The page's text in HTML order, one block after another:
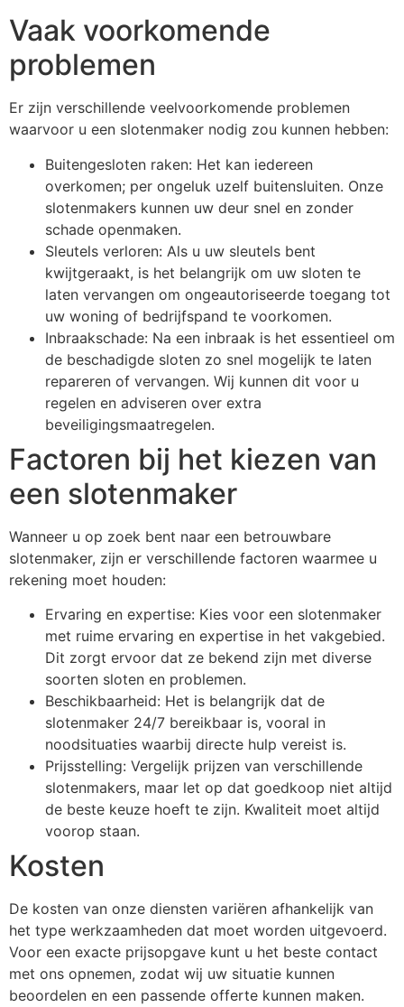
Vaak voorkomende
problemen
Er zijn verschillende veelvoorkomende problemen
waarvoor u een slotenmaker nodig zou kunnen hebben:
Buitengesloten raken: Het kan iedereen
overkomen; per ongeluk uzelf buitensluiten. Onze
slotenmakers kunnen uw deur snel en zonder
schade openmaken.
Sleutels verloren: Als u uw sleutels bent
kwijtgeraakt, is het belangrijk om uw sloten te
laten vervangen om ongeautoriseerde toegang tot
uw woning of bedrijfspand te voorkomen.
Inbraakschade: Na een inbraak is het essentieel om
de beschadigde sloten zo snel mogelijk te laten
repareren of vervangen. Wij kunnen dit voor u
regelen en adviseren over extra
beveiligingsmaatregelen.
Factoren bij het kiezen van
een slotenmaker
Wanneer u op zoek bent naar een betrouwbare
slotenmaker, zijn er verschillende factoren waarmee u
rekening moet houden:
Ervaring en expertise: Kies voor een slotenmaker
met ruime ervaring en expertise in het vakgebied.
Dit zorgt ervoor dat ze bekend zijn met diverse
soorten sloten en problemen.
Beschikbaarheid: Het is belangrijk dat de
slotenmaker 24/7 bereikbaar is, vooral in
noodsituaties waarbij directe hulp vereist is.
Prijsstelling: Vergelijk prijzen van verschillende
slotenmakers, maar let op dat goedkoop niet altijd
de beste keuze hoeft te zijn. Kwaliteit moet altijd
voorop staan.
Kosten
De kosten van onze diensten variëren afhankelijk van
het type werkzaamheden dat moet worden uitgevoerd.
Voor een exacte prijsopgave kunt u het beste contact
met ons opnemen, zodat wij uw situatie kunnen
beoordelen en een passende offerte kunnen maken.